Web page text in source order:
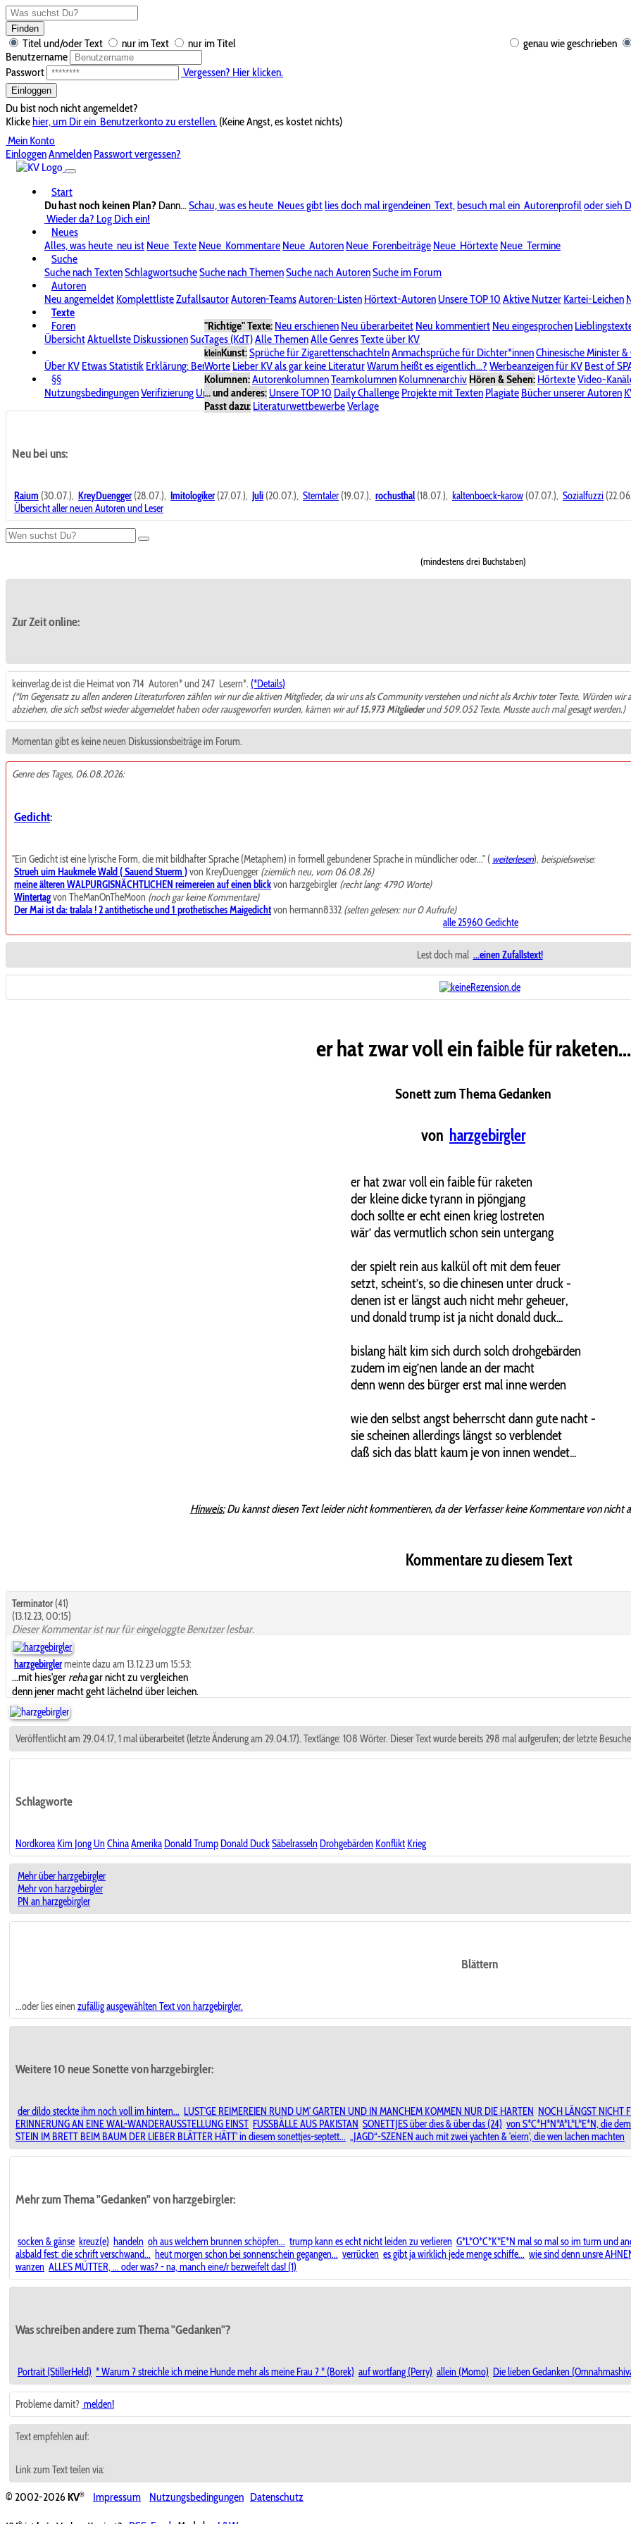
Finden
genau wie geschrieben
Titel und/oder Text nur im Text
nur im Titel
Benutzername
Passwort
Vergessen? Hier klicken.
Einloggen
Du bist noch nicht angemeldet?
Klickehier, um Dir ein Benutzerkonto zu erstellen. (Keine Angst, es kostet nichts)
Mein Konto
EinloggenAnmelden Passwort vergessen?
Start
Du hast noch keinen Plan? Dann...Schau, was es heute Neues gibtlies doch mal irgendeinen Text,besuch mal ein Autorenprofiloder sieh
Wieder da? Log Dich ein!
Neues
Alles, was heute neu ist Neue Texte Neue Kommentare Neue Autoren Neue Forenbeiträge Neue Hörtexte Neue Termine
Suche
Suche nach TextenSchlagwortsucheSuche nach ThemenSuche nach AutorenSuche im Forum
Autoren
Neu angemeldet KomplettlisteZufallsautorAutoren-TeamsAutoren-Listen Hörtext-Autoren Unsere TOP 10 Aktive Nutzer Kartei-Leichen
Texte
"Richtige" Texte: Neu erschienen Neu überarbeitet Neu kommentiert Neu eingesprochen
Tages (KdT)Alle ThemenAlle GenresTexte über KV
kleinKunst:Sprüche für ZigarettenschachtelnAnmachsprüche für Dichter*innenChinesische Minister &
Worte Lieber KV als gar keine LiteraturWarum heißt es eigentlich...? Werbeanzeigen für KV Best of
Kolumnen:AutorenkolumnenTeamkolumnen Kolumnenarchiv Hören & Sehen: HörtexteVideo-
... und anderes: Unsere TOP 10 Daily Challenge Projekte mit Texten Plagiate Bücher unserer Autoren
Passt dazu: LiteraturwettbewerbeVerlage
Foren
ÜbersichtAktuellste DiskussionenSuche im ForumBereich "KV-Board"Bereich "Literatur & Schreiberei"
Über KV Etwas Statistik Erklärung: BenutzersymboleSpende für KV Unsere SpenderlisteAlle Wege führen zu KVPasswort vergessen?
§§
NutzungsbedingungenVerifizierung UrheberrechtAvatare & BilderStalkingDatenschutzerklärungImpressum
Neu bei uns:
Raium (30.07.), KreyDuengger(28.07.), Imitologiker(27.07.), Juli (20.07.), Sterntaler (19.07.), rochusthal (18.07.), kaltenboeck-karow (07.07.), Sozialfuzzi
Übersicht aller neuen Autoren und Leser
(mindestens drei Buchstaben)
Zur Zeit online:
keinverlag.de ist die Heimat von 714 Autoren* und 247 Lesern*. (*Details)
(*Im Gegensatz zu allen anderen Literaturforen zählen wir nur die aktiven Mitglieder, da wir uns als Community verstehen und nicht als Archiv toter Texte. Würden
abziehen, die sich selbst wieder abgemeldet haben oder rausgeworfen wurden, kämen wir auf15.973 Mitgliederund 509.052 Texte. Musste auch mal gesagt werden.)
Momentan gibt es keine neuen Diskussionsbeiträge im Forum.
Genre des Tages, 06.08.2026:
Gedicht:
"Ein Gedicht ist eine lyrische Form, die mit bildhafter Sprache (Metaphern) in formell gebundener Sprache in mündlicher oder..." ( weiterlesen),beispielsweise:
Strueh uim Haukmele Wald ( Sauend Stuerm )von KreyDuengger (ziemlich neu, vom 06.08.26)
meine älteren WALPURGISNÄCHTLICHEN reimereien auf einen blickvon harzgebirgler (recht lang: 4790 Worte)
Wintertagvon TheManOnTheMoon (noch gar keine Kommentare)
Der Mai ist da: tralala ! 2 antithetische und 1 prothetisches Maigedichtvon hermann8332 (selten gelesen: nur 0 Aufrufe)
alle 25960 Gedichte
Lest doch mal ...einen Zufallstext!
er hat zwar voll ein faible für raketen...
Sonett zum Thema Gedanken
von harzgebirgler
er hat zwar voll ein faible für raketen
der kleine dicke tyrann in pjöngjang
doch sollte er echt einen krieg lostreten
wär’ das vermutlich schon sein untergang
der spielt rein aus kalkül oft mit dem feuer
setzt, scheint’s, so die chinesen unter druck -
denen ist er längst auch nicht mehr geheuer,
und donald trump ist ja nicht donald duck...
bislang hält kim sich durch solch drohgebärden
zudem im eig’nen lande an der macht
denn wenn des bürger erst mal inne werden
wie den selbst angst beherrscht dann gute nacht -
sie scheinen allerdings längst so verblendet
daß sich das blatt kaum je von innen wendet...
Hinweis:Du kannst diesen Text leider nicht kommentieren, da der Verfasser keine Kommentare von nicht
Kommentare zu diesem Text
Terminator(41)
(13.12.23, 00:15)
Dieser Kommentar ist nur für eingeloggte Benutzer lesbar.
harzgebirglermeinte dazu am 13.12.23 um 15:53:
...mit hies'ger rehagar nicht zu vergleichen
denn jener macht geht lächelnd über leichen.
Veröffentlicht am 29.04.17, 1 mal überarbeitet (letzte Änderung am 29.04.17). Textlänge: 108 Wörter. Dieser Text wurde bereits 298 mal aufgerufen; der letzte
Schlagworte
Nordkorea Kim Jong Un ChinaAmerika Donald Trump Donald DuckSäbelrasseln Drohgebärden Konflikt Krieg
Mehr über harzgebirgler
Mehr von harzgebirgler
PN an harzgebirgler
Blättern
...oder lies einen zufällig ausgewählten Text von harzgebirgler.
Weitere 10 neue Sonette von harzgebirgler:
der dildo steckte ihm noch voll im hintern... LUST'GE REIMEREIEN RUND UM' GARTEN UND IN MANCHEM KOMMEN NUR DIE HARTEN NOCH LÄNGST NICHT
ERINNERUNG AN EINE WAL-WANDERAUSSTELLUNG EINST FUSSBÄLLE AUS PAKISTAN SONETTJES über dies & über das (24) von S*C*H*N*A*L*L*E*N, die
STEIN IM BRETT BEIM BAUM DER LIEBER BLÄTTER HÄTT' in diesem sonettjes-septett... „JAGD“-SZENEN auch mit zwei yachten & 'eiern', die wen lachen machten
Mehr zum Thema "Gedanken" von harzgebirgler:
socken & gänse kreuz(e) handeln oh aus welchem brunnen schöpfen... trump kann es echt nicht leiden zu verlieren G*L*O*C*K*E*N mal so mal so im turm und
alsbald fest: die schrift verschwand... heut morgen schon bei sonnenschein gegangen... verrücken es gibt ja wirklich jede menge schiffe... wie sind denn unsre
wanzen ALLES MÜTTER, ... oder was? - na, manch eine/r bezweifelt das! (1)
Was schreiben andere zum Thema "Gedanken"?
Portrait (StillerHeld) * Warum ? streichle ich meine Hunde mehr als meine Frau ? * (Borek) auf wortfang (Perry) allein (Momo) Die lieben Gedanken
Probleme damit? melden!
Text empfehlen auf:
Link zum Text teilen via:
© 2002-2026KV® Impressum Nutzungsbedingungen Datenschutz